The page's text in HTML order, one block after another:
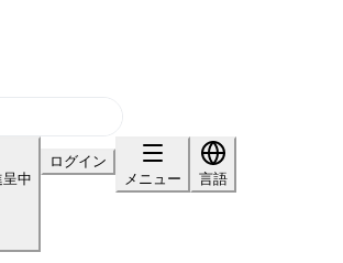
中
ログイン
メニュー
言語